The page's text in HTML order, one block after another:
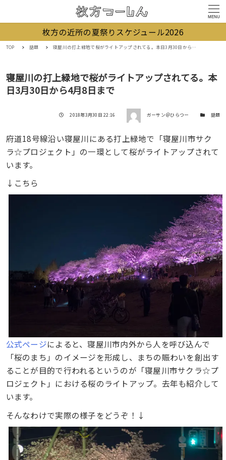
MENU
枚方の近所の夏祭りスケジュール2026
TOP 話題 寝屋川の打上緑地で桜がライトアップされてる。本日3月30日から4月8日まで
寝屋川の打上緑地で桜がライトアップされてる。本
日3月30日から4月8日まで
投稿日
2018年3月30日 22:16 著者 ガーサン＠ひらつー カテゴリー
話題
府道18号線沿い寝屋川にある打上緑地で「寝屋川市サク
ラ☆プロジェクト」の一環として桜がライトアップされて
います。
↓こちら
公式ページによると、寝屋川市内外から人を呼び込んで
「桜のまち」のイメージを形成し、まちの賑わいを創出す
ることが目的で行われるというのが「寝屋川市サクラ☆プ
ロジェクト」における桜のライトアップ。去年も紹介して
います。
そんなわけで実際の様子をどうぞ！↓